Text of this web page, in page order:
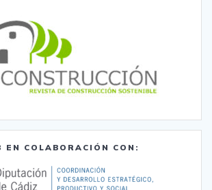
EN COLABORACIÓN CON: